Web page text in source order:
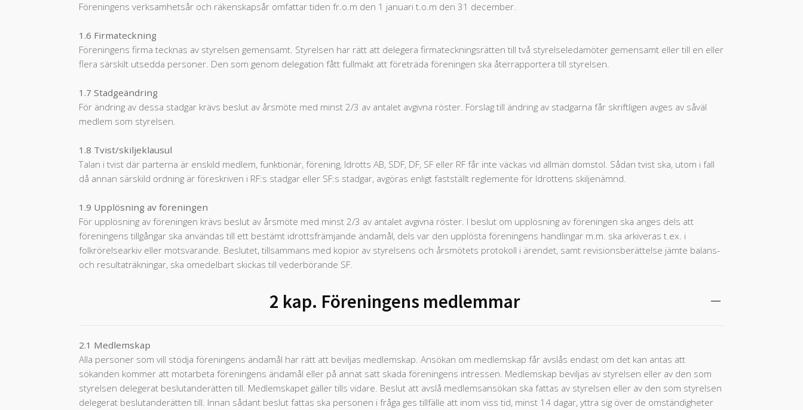
Föreningens verksamhetsår och räkenskapsår omfattar tiden fr.o.m den 1 januari t.o.m den 31 december.
1.6 Firmateckning
Föreningens firma tecknas av styrelsen gemensamt. Styrelsen har rätt att delegera firmateckningsrätten till två styrelseledamöter gemensamt eller till en eller
flera särskilt utsedda personer. Den som genom delegation fått fullmakt att företräda föreningen ska återrapportera till styrelsen.
1.7 Stadgeändring
För ändring av dessa stadgar krävs beslut av årsmöte med minst 2/3 av antalet avgivna röster. Förslag till ändring av stadgarna får skriftligen avges av såväl
medlem som styrelsen.
1.8 Tvist/skiljeklausul
Talan i tvist där parterna är enskild medlem, funktionär, förening, Idrotts AB, SDF, DF, SF eller RF får inte väckas vid allmän domstol. Sådan tvist ska, utom i fall
då annan särskild ordning är föreskriven i RF:s stadgar eller SF:s stadgar, avgöras enligt fastställt reglemente för Idrottens skiljenämnd.
1.9 Upplösning av föreningen
För upplösning av föreningen krävs beslut av årsmöte med minst 2/3 av antalet avgivna röster. I beslut om upplösning av föreningen ska anges dels att
föreningens tillgångar ska användas till ett bestämt idrottsfrämjande ändamål, dels var den upplösta föreningens handlingar m.m. ska arkiveras t.ex. i
folkrörelsearkiv eller motsvarande. Beslutet, tillsammans med kopior av styrelsens och årsmötets protokoll i ärendet, samt revisionsberättelse jämte balans-
och resultaträkningar, ska omedelbart skickas till vederbörande SF.
2 kap. Föreningens medlemmar
2.1 Medlemskap
Alla personer som vill stödja föreningens ändamål har rätt att beviljas medlemskap. Ansökan om medlemskap får avslås endast om det kan antas att
sökanden kommer att motarbeta föreningens ändamål eller på annat sätt skada föreningens intressen. Medlemskap beviljas av styrelsen eller av den som
styrelsen delegerat beslutanderätten till. Medlemskapet gäller tills vidare. Beslut att avslå medlemsansökan ska fattas av styrelsen eller av den som styrelsen
delegerat beslutanderätten till. Innan sådant beslut fattas ska personen i fråga ges tillfälle att inom viss tid, minst 14 dagar, yttra sig över de omständigheter